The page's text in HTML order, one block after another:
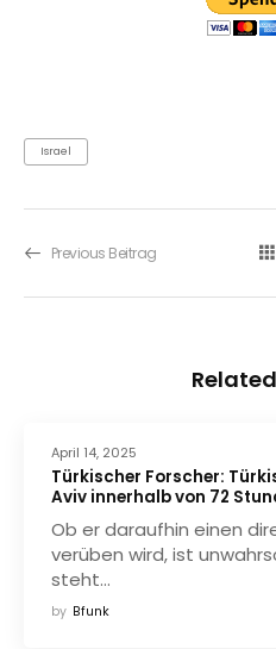
Israel
Previous Beitrag
April 14, 2025
Türkischer Forscher:
Aviv innerhalb von 72
Ob er daraufhin einen
verüben wird, ist
steht…
by Bfunk